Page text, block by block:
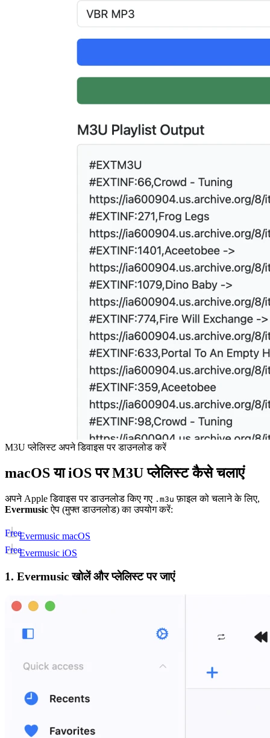
M3U प्लेलिस्ट अपने डिवाइस पर डाउनलोड करें
macOS या iOS पर M3U प्लेलिस्ट कैसे चलाएं
अपने Apple डिवाइस पर डाउनलोड किए गए .m3u फ़ाइल को चलाने के लिए,
Evermusicऐप (मुफ्त डाउनलोड) का उपयोग करें:
Evermusic macOS
Free
Evermusic iOS
Free
1. Evermusic खोलें और प्लेलिस्ट पर जाएं